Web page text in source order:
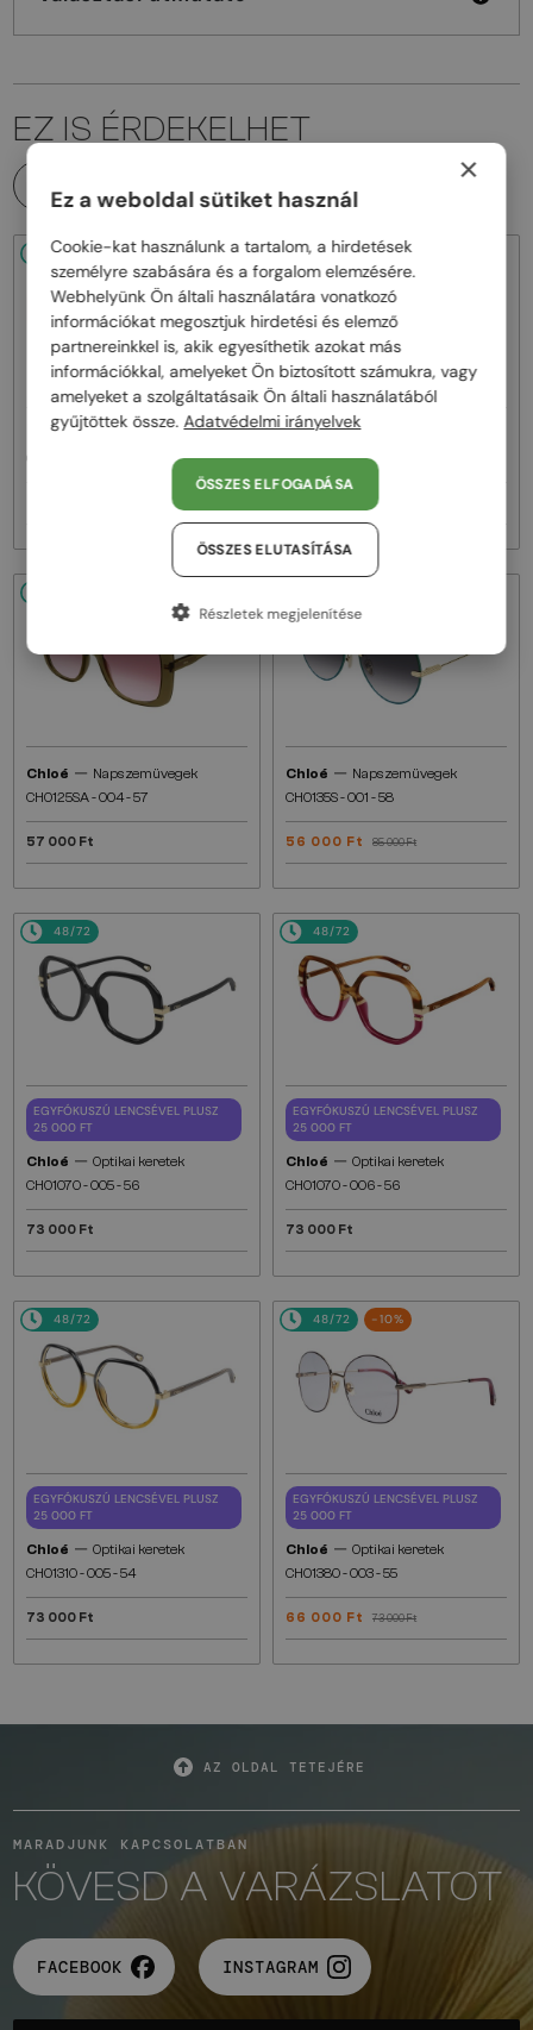
EZ IS ÉRDEKELHET
48/72
Chloé — Napszemüvegek
CH0081S - 002 - 55
48/72
Chloé—Napszemüvegek
CH0082S - 005 - 57
Chloé — Napszemüvegek
CH0125SA - 004 - 57
57 000 Ft
Chloé — Napszemüvegek
CH0135S - 001 - 58
56 000 Ft 85 000 Ft
48/72
EGYFÓKUSZÚ LENCSÉVEL PLUSZ
25 000 FT
Chloé — Optikai keretek
CH0107O - 005 - 56
73 000 Ft
48/72
EGYFÓKUSZÚ LENCSÉVEL PLUSZ
25 000 FT
Chloé — Optikai keretek
CH0107O - 006 - 56
73 000 Ft
48/72
EGYFÓKUSZÚ LENCSÉVEL PLUSZ
25 000 FT
Chloé — Optikai keretek
CH0131O - 005 - 54
73 000 Ft
48/72 -10%
EGYFÓKUSZÚ LENCSÉVEL PLUSZ
25 000 FT
Chloé — Optikai keretek
CH0138O - 003 - 55
66 000 Ft 73 000 Ft
AZ OLDAL TETEJÉRE
MARADJUNK KAPCSOLATBAN
KÖVESD A VARÁZSLATOT
FACEBOOK INSTAGRAM
×
Ez a weboldal sütiket használ
Cookie-kat használunk a tartalom, a hirdetések
személyre szabására és a forgalom elemzésére.
Webhelyünk Ön általi használatára vonatkozó
információkat megosztjuk hirdetési és elemző
partnereinkkel is, akik egyesíthetik azokat más
információkkal, amelyeket Ön biztosított számukra, vagy
amelyeket a szolgáltatásaik Ön általi használatából
gyűjtöttek össze.Adatvédelmi irányelvek
ÖSSZES ELFOGADÁSA
ÖSSZES ELUTASÍTÁSA
Részletek megjelenítése